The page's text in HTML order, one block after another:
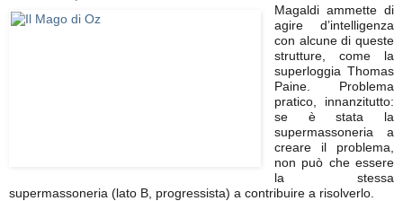
Magaldi ammette di
agire d’intelligenza
con alcune di queste
strutture, come la
superloggia Thomas
Paine. Problema
pratico, innanzitutto:
se è stata la
supermassoneria a
creare il problema,
non può che essere
la stessa
supermassoneria (lato B, progressista) a contribuire a risolverlo.